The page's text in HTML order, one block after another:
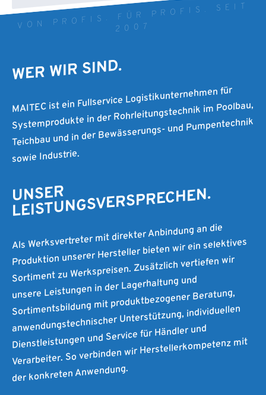
VON PROFIS. FÜR PROFIS. SEIT
2007
WER WIR SIND.
MAITEC ist ein Fullservice Logistikunternehmen für
Systemprodukte in der Rohrleitungstechnik im Poolbau,
Teichbau und in der Bewässerungs- und Pumpentechnik
sowie Industrie.
UNSER
LEISTUNGSVERSPRECHEN.
Als Werksvertreter mit direkter Anbindung an die
Produktion unserer Hersteller bieten wir ein selektives
Sortiment zu Werkspreisen. Zusätzlich vertiefen wir
unsere Leistungen in der Lagerhaltung und
Sortimentsbildung mit produktbezogener Beratung,
anwendungstechnischer Unterstützung, individuellen
Dienstleistungen und Service für Händler und
Verarbeiter. So verbinden wir Herstellerkompetenz mit
der konkreten Anwendung.